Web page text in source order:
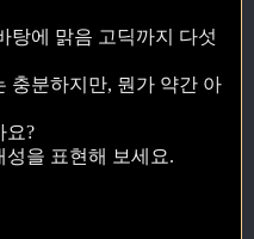
탕에 맑음 고딕까지 다섯
충분하지만, 뭔가 약간 아
요?
을 표현해 보세요.